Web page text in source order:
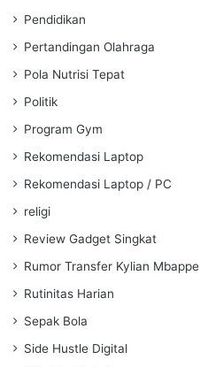
Pendidikan
Pertandingan Olahraga
Pola Nutrisi Tepat
Politik
Program Gym
Rekomendasi Laptop
Rekomendasi Laptop / PC
religi
Review Gadget Singkat
Rumor Transfer Kylian Mbappe
Rutinitas Harian
Sepak Bola
Side Hustle Digital